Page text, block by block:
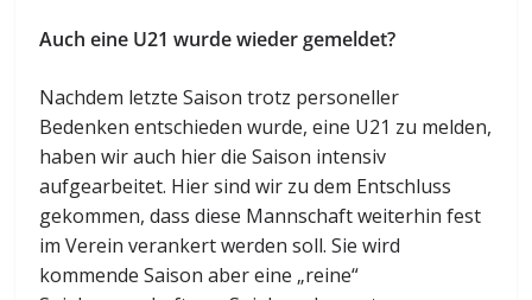
Auch eine U21 wurde wieder gemeldet?
Nachdem letzte Saison trotz personeller
Bedenken entschieden wurde, eine U21 zu melden,
haben wir auch hier die Saison intensiv
aufgearbeitet. Hier sind wir zu dem Entschluss
gekommen, dass diese Mannschaft weiterhin fest
im Verein verankert werden soll. Sie wird
kommende Saison aber eine „reine“